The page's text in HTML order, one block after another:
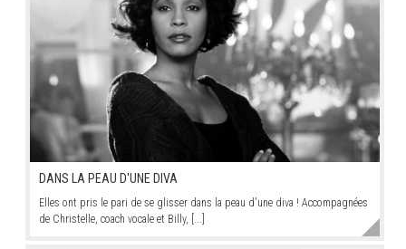
DANS LA PEAU D'UNE DIVA
Elles ont pris le pari de se glisser dans la peau d'une diva ! Accompagnées
de Christelle, coach vocale et Billy, [...]